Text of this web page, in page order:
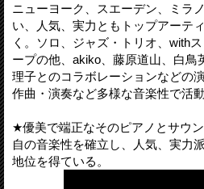
ニューヨーク、スエーデン、ミラ
い、人気、実力ともトップアーテ
く。ソロ、ジャズ・トリオ、with
ープの他、akiko、藤原道山、白鳥
理子とのコラボレーションなどの
作曲・演奏など多様な音楽性で活
★優美で端正なそのピアノとサウ
自の音楽性を確立し、人気、実力
地位を得ている。